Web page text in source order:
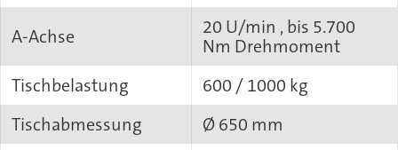
A-Achse
20 U/min , bis 5.700
Nm Drehmoment
Tischbelastung
600 / 1000 kg
Tischabmessung
Ø 650 mm